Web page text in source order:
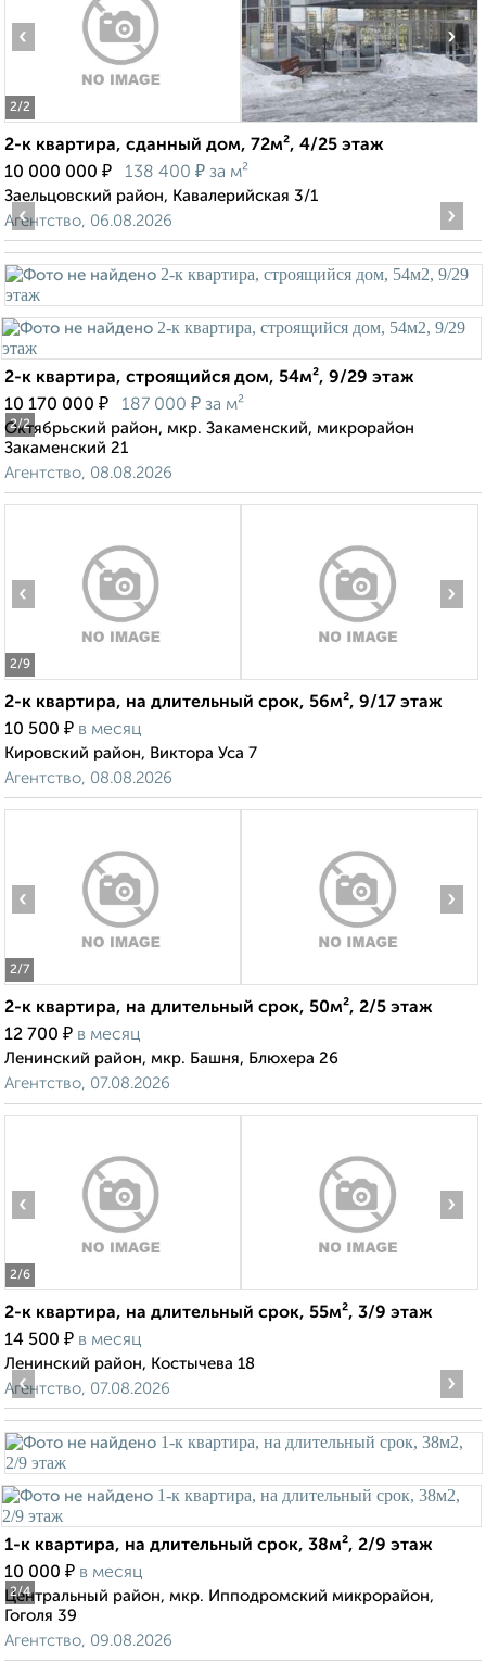
2/2
‹ ›
2-к квартира, сданный дом, 72м², 4/25 этаж
10 000 000 ₽ 138 400 ₽ за м²
Заельцовский район, Кавалерийская 3/1
Агентство, 06.08.2026
2/2
‹ ›
2-к квартира, строящийся дом, 54м², 9/29 этаж
10 170 000 ₽ 187 000 ₽ за м²
Октябрьский район, мкр. Закаменский, микрорайон
Закаменский 21
Агентство, 08.08.2026
2/9
‹ ›
2-к квартира, на длительный срок, 56м², 9/17 этаж
10 500 ₽ в месяц
Кировский район, Виктора Уса 7
Агентство, 08.08.2026
2/7
‹ ›
2-к квартира, на длительный срок, 50м², 2/5 этаж
12 700 ₽ в месяц
Ленинский район, мкр. Башня, Блюхера 26
Агентство, 07.08.2026
2/6
‹ ›
2-к квартира, на длительный срок, 55м², 3/9 этаж
14 500 ₽ в месяц
Ленинский район, Костычева 18
Агентство, 07.08.2026
2/4
‹ ›
1-к квартира, на длительный срок, 38м², 2/9 этаж
10 000 ₽ в месяц
Центральный район, мкр. Ипподромский микрорайон,
Гоголя 39
Агентство, 09.08.2026